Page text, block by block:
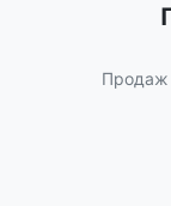
Продаж